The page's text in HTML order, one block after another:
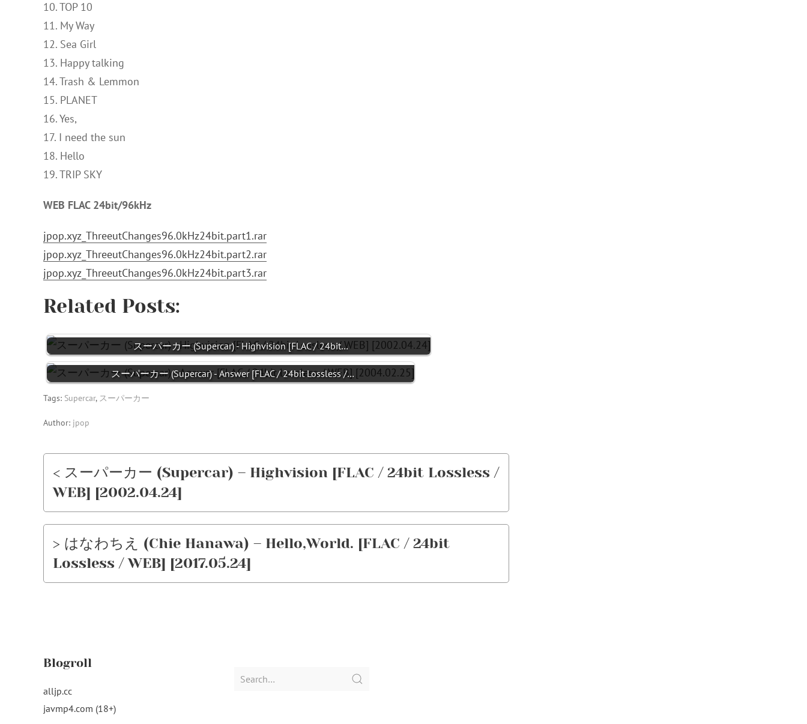
10. TOP 10
11. My Way
12. Sea Girl
13. Happy talking
14. Trash & Lemmon
15. PLANET
16. Yes,
17. I need the sun
18. Hello
19. TRIP SKY
WEB FLAC 24bit/96kHz
jpop.xyz_ThreeutChanges96.0kHz24bit.part1.rar
jpop.xyz_ThreeutChanges96.0kHz24bit.part2.rar
jpop.xyz_ThreeutChanges96.0kHz24bit.part3.rar
Related Posts:
スーパーカー (Supercar) - Highvision [FLAC / 24bit…
スーパーカー (Supercar) - Answer [FLAC / 24bit Lossless /…
Tags: Supercar, スーパーカー
Author: jpop
< スーパーカー (Supercar) – Highvision [FLAC / 24bit Lossless /
WEB] [2002.04.24]
> はなわちえ (Chie Hanawa) – Hello,World. [FLAC / 24bit
Lossless / WEB] [2017.05.24]
Blogroll
alljp.cc
javmp4.com (18+)
Search